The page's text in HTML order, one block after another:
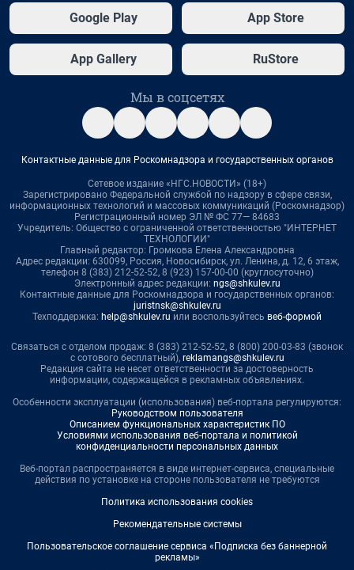
Google Play App Store
App Gallery RuStore
Мы в соцсетях
Контактные данные для Роскомнадзора и государственных органов
Сетевое издание «НГС.НОВОСТИ» (18+)
Зарегистрировано Федеральной службой по надзору в сфере связи,
информационных технологий и массовых коммуникаций (Роскомнадзор)
Регистрационный номер ЭЛ № ФС 77— 84683
Учредитель: Общество с ограниченной ответственностью "ИНТЕРНЕТ
ТЕХНОЛОГИИ"
Главный редактор: Громкова Елена Александровна
Адрес редакции: 630099, Россия, Новосибирск, ул. Ленина, д. 12, 6 этаж,
телефон 8 (383) 212-52-52, 8 (923) 157-00-00 (круглосуточно)
Электронный адрес редакции: ngs@shkulev.ru
Контактные данные для Роскомнадзора и государственных органов:
juristnsk@shkulev.ru
Техподдержка: help@shkulev.ru или воспользуйтесь веб-формой
Связаться с отделом продаж: 8 (383) 212-52-52, 8 (800) 200-03-83 (звонок
с сотового бесплатный), reklamangs@shkulev.ru
Редакция сайта не несет ответственности за достоверность
информации, содержащейся в рекламных объявлениях.
Особенности эксплуатации (использования) веб-портала регулируются:
Руководством пользователя
Описанием функциональных характеристик ПО
Условиями использования веб-портала и политикой
конфиденциальности персональных данных
Веб-портал распространяется в виде интернет-сервиса, специальные
действия по установке на стороне пользователя не требуются
Политика использования cookies
Рекомендательные системы
Пользовательское соглашение сервиса «Подписка без баннерной
рекламы»